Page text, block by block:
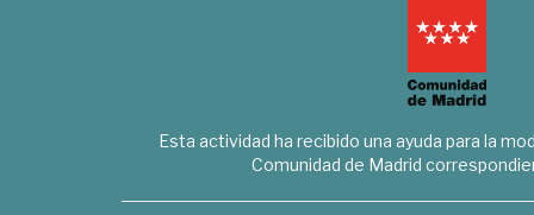
Esta actividad ha recibido una ayuda para la
Comunidad de Madrid